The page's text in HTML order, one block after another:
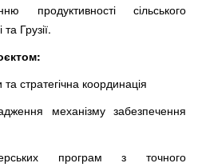
продуктивності сільського
Грузії.
стратегічна координація
механізму забезпечення
програм з точного